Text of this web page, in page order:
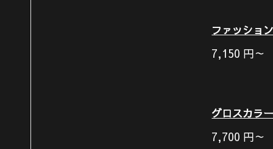
ファッショ
7,150 円～
グロスカラ
7,700 円～